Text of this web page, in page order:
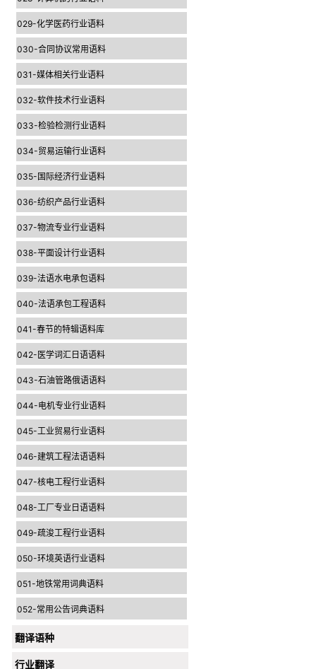
029-化学医药行业语料
030-合同协议常用语料
031-媒体相关行业语料
032-软件技术行业语料
033-检验检测行业语料
034-贸易运输行业语料
035-国际经济行业语料
036-纺织产品行业语料
037-物流专业行业语料
038-平面设计行业语料
039-法语水电承包语料
040-法语承包工程语料
041-春节的特辑语料库
042-医学词汇日语语料
043-石油管路俄语语料
044-电机专业行业语料
045-工业贸易行业语料
046-建筑工程法语语料
047-核电工程行业语料
048-工厂专业日语语料
049-疏浚工程行业语料
050-环境英语行业语料
051-地铁常用词典语料
052-常用公告词典语料
翻译语种
行业翻译